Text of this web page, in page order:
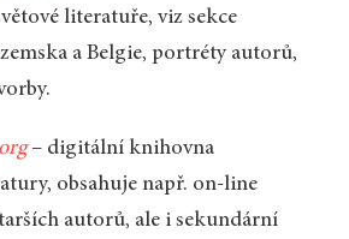
literatuře, viz sekce
a Belgie, portréty autorů,
– digitální knihovna
obsahuje např. on-line
autorů, ale i sekundární